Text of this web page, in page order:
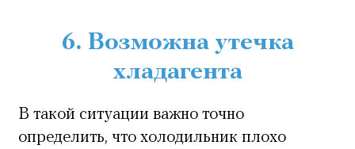
6. Возможна утечка
хладагента
В такой ситуации важно точно
определить, что холодильник плохо